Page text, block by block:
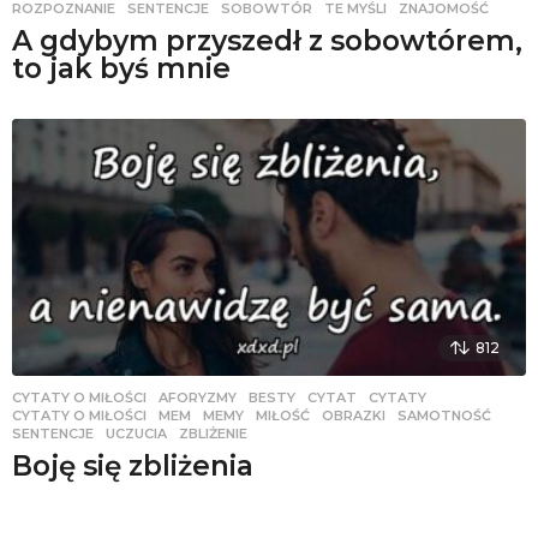
ROZPOZNANIE
,SENTENCJE ,SOBOWTÓR ,TE MYŚLI ,ZNAJOMOŚĆ
A gdybym przyszedł z sobowtórem,
to jak byś mnie
812
CYTATY O MIŁOŚCI AFORYZMY ,BESTY ,CYTAT ,CYTATY
CYTATY O MIŁOŚCI
,MEM ,MEMY ,MIŁOŚĆ ,OBRAZKI ,SAMOTNOŚĆ
SENTENCJE
,UCZUCIA ,ZBLIŻENIE
Boję się zbliżenia